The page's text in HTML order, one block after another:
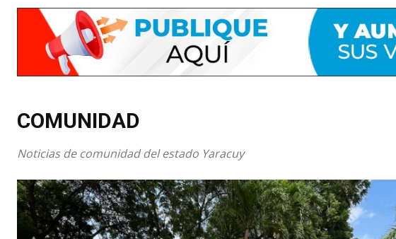
COMUNIDAD
Noticias de comunidad del estado Yaracuy